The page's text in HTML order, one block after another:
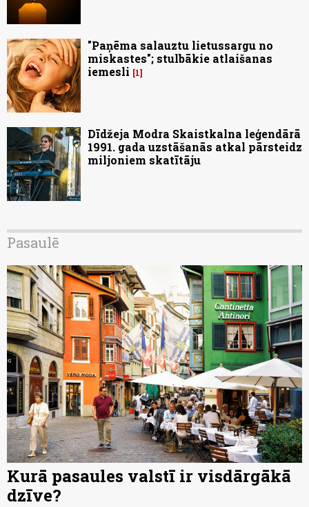
"Paņēma salauztu lietussargu no
miskastes"; stulbākie atlaišanas
iemesli
1
Dīdžeja Modra Skaistkalna leģendārā
1991. gada uzstāšanās atkal pārsteidz
miljoniem skatītāju
Pasaulē
Kurā pasaules valstī ir visdārgākā
dzīve?